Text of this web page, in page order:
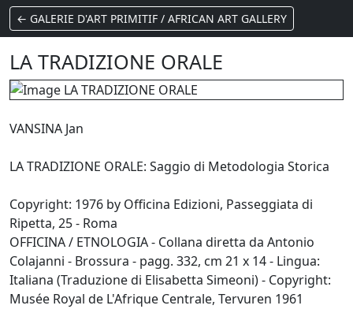
← GALERIE D'ART PRIMITIF / AFRICAN ART GALLERY
LA TRADIZIONE ORALE
VANSINA Jan
LA TRADIZIONE ORALE: Saggio di Metodologia Storica
Copyright: 1976 by Officina Edizioni, Passeggiata di
Ripetta, 25 - Roma
OFFICINA / ETNOLOGIA - Collana diretta da Antonio
Colajanni - Brossura - pagg. 332, cm 21 x 14 - Lingua:
Italiana (Traduzione di Elisabetta Simeoni) - Copyright:
Musée Royal de L'Afrique Centrale, Tervuren 1961